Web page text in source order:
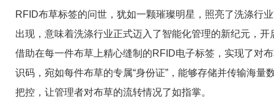
RFID布草标签的问世，犹如一颗璀璨明星，照亮了洗涤行
出现，意味着洗涤行业正式迈入了智能化管理的新纪元，开
借助在每一件布草上精心缝制的RFID电子标签，实现了对
识码，宛如每件布草的专属“身份证”，能够存储并传输海
把控，让管理者对布草的流转情况了如指掌。